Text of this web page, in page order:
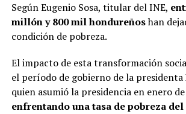
Según Eugenio Sosa, titular del INE,
millón y 800 mil hondureñoshan
condición de pobreza.
El impacto de esta transformación
el período de gobierno de la presidenta
quien asumió la presidencia en enero
enfrentando una tasa de pobreza del